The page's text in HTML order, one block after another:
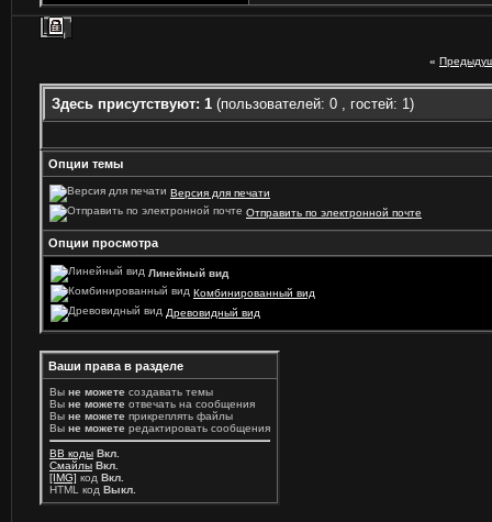
«
Здесь присутствуют: 1 (пользователей: 0 , гостей: 1)
Опции темы
Версия для печати
Отправить по электронной почте
Опции просмотра
Линейный вид
Комбинированный вид
Древовидный вид
Ваши права в разделе
Вы не можете создавать темы
Вы не можете отвечать на сообщения
Вы не можете прикреплять файлы
Вы не можете редактировать сообщения
BB коды Вкл.
Смайлы Вкл.
[IMG] код Вкл.
HTML код Выкл.